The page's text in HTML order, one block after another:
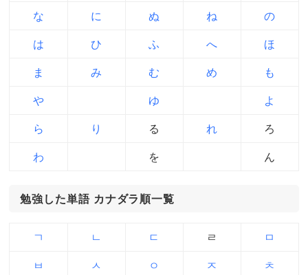
な に ぬ ね の
は ひ ふ へ ほ
ま み む め も
や ゆ よ
ら り る れ ろ
わ を ん
勉強した単語 カナダラ順一覧
ㄱ ㄴ ㄷ ㄹ ㅁ
ㅂ ㅅ ㅇ ㅈ ㅊ